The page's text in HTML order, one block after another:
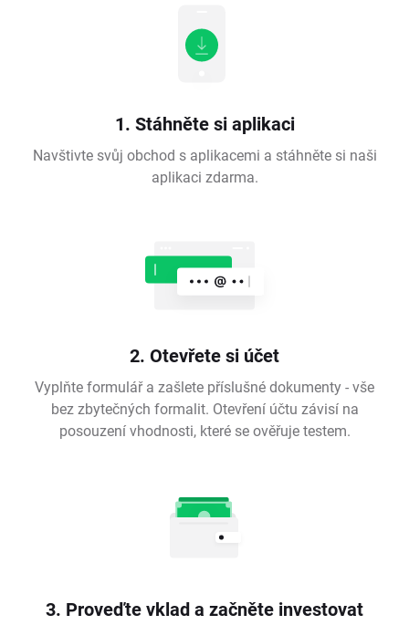
1. Stáhněte si aplikaci
Navštivte svůj obchod s aplikacemi a stáhněte si naši
aplikaci zdarma.
2. Otevřete si účet
Vyplňte formulář a zašlete příslušné dokumenty - vše
bez zbytečných formalit. Otevření účtu závisí na
posouzení vhodnosti, které se ověřuje testem.
3. Proveďte vklad a začněte investovat